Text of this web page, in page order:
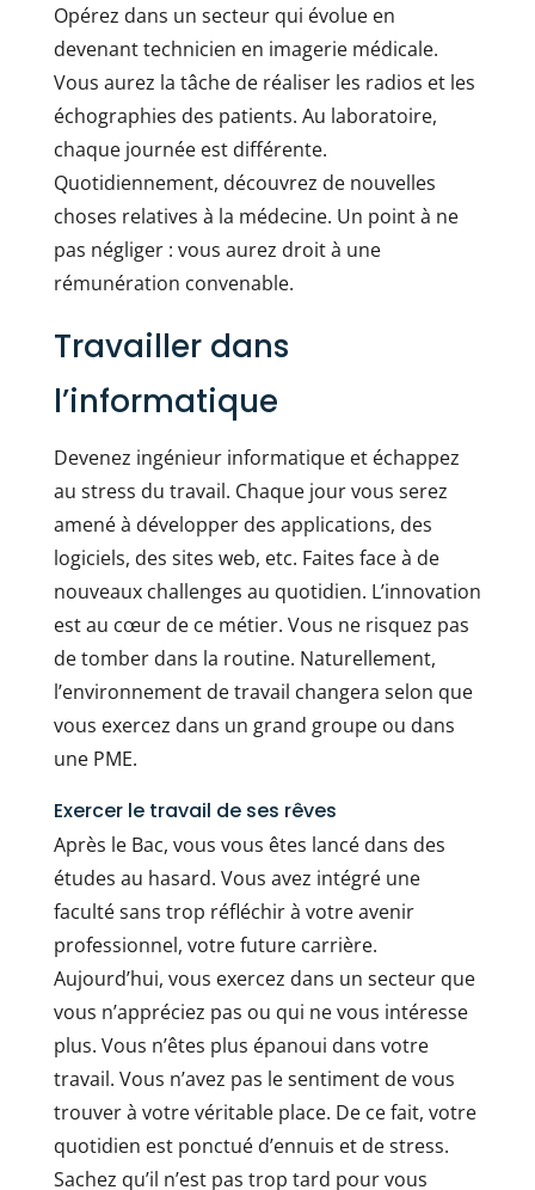
Opérez dans un secteur qui évolue en
devenant technicien en imagerie médicale.
Vous aurez la tâche de réaliser les radios et les
échographies des patients. Au laboratoire,
chaque journée est différente.
Quotidiennement, découvrez de nouvelles
choses relatives à la médecine. Un point à ne
pas négliger : vous aurez droit à une
rémunération convenable.
Travailler dans
l’informatique
Devenez ingénieur informatique et échappez
au stress du travail. Chaque jour vous serez
amené à développer des applications, des
logiciels, des sites web, etc. Faites face à de
nouveaux challenges au quotidien. L’innovation
est au cœur de ce métier. Vous ne risquez pas
de tomber dans la routine. Naturellement,
l’environnement de travail changera selon que
vous exercez dans un grand groupe ou dans
une PME.
Exercer le travail de ses rêves
Après le Bac, vous vous êtes lancé dans des
études au hasard. Vous avez intégré une
faculté sans trop réfléchir à votre avenir
professionnel, votre future carrière.
Aujourd’hui, vous exercez dans un secteur que
vous n’appréciez pas ou qui ne vous intéresse
plus. Vous n’êtes plus épanoui dans votre
travail. Vous n’avez pas le sentiment de vous
trouver à votre véritable place. De ce fait, votre
quotidien est ponctué d’ennuis et de stress.
Sachez qu’il n’est pas trop tard pour vous